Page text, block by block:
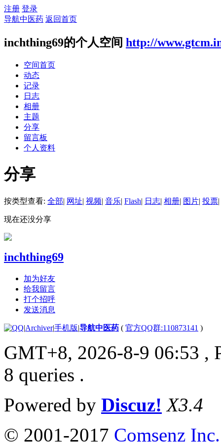
注册 登录
导航中医药 返回首页
inchthing69的个人空间 http://
空间首页
动态
记录
日志
相册
主题
分享
留言板
个人资料
分享
按类型查看: 全部| 网址| 视频| 音乐| Flash| 日志| 相册| 图片| 投票|
现在还没分享
inchthing69
加为好友
给我留言
打个招呼
发送消息
|Archiver|手机版|导航中医药 ( 官方QQ群:110873141 )
GMT+8, 2026-8-9 06:53 ,
8 queries .
Powered by Discuz! X3.4
© 2001-2017 Comsenz Inc.